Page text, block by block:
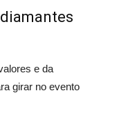
e da
girar no evento